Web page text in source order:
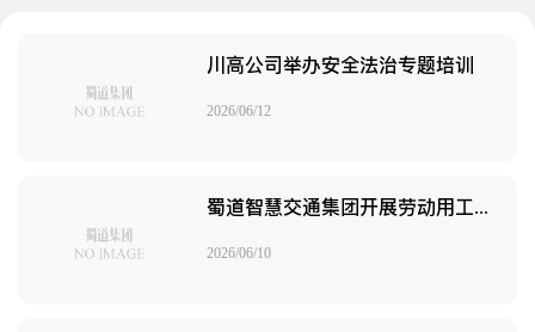
川高公司举办安全法治专题培训
2026/06/12
蜀道智慧交通集团开展劳动用工合规专题普法讲座
2026/06/10